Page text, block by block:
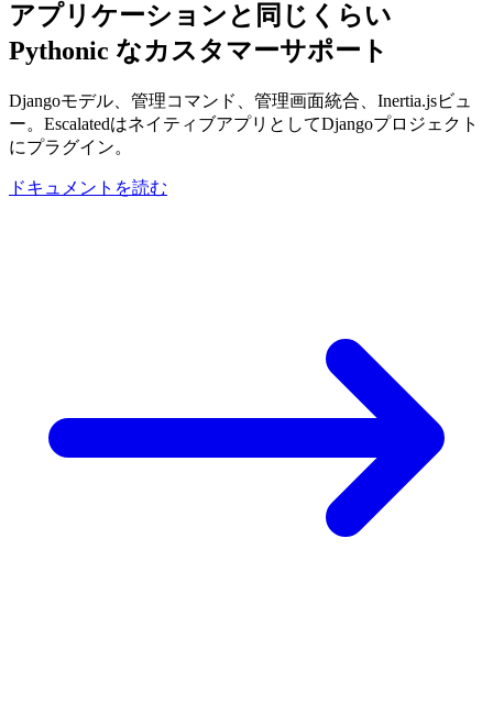
アプリケーションと同じくらい
Pythonic なカスタマーサポート
Djangoモデル、管理コマンド、管理画面統合、Inertia.jsビュ
ー。EscalatedはネイティブアプリとしてDjangoプロジェクト
にプラグイン。
ドキュメントを読む